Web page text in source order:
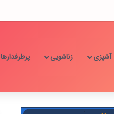
آشپزی زناشویی پرطرفدارها